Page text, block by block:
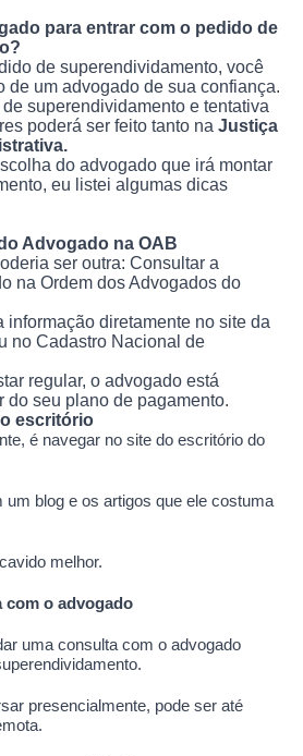
para entrar com o pedido de
de superendividamento, você
de um advogado de sua confiança.
superendividamento e tentativa
poderá ser feito tanto na Justiça
do advogado que irá montar
eu listei algumas dicas
Advogado na OAB
ser outra: Consultar a
na Ordem dos Advogados do
informação diretamente no site da
no Cadastro Nacional de
regular, o advogado está
do seu plano de pagamento.
escritório
é navegar no site do escritório do
um blog e os artigos que ele costuma
melhor.
com o advogado
uma consulta com o advogado
presencialmente, pode ser até